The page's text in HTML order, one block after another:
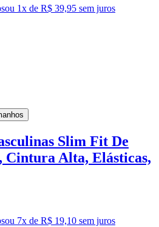
ou 1x de R$ 39,95 sem juros
Slim Fit De
Cintura Alta, Elásticas,
ou 7x de R$ 19,10 sem juros